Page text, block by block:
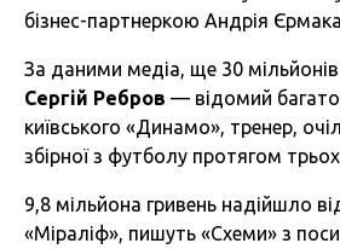
бізнес-партнеркою Андрія
За даними медіа, ще 30 мільйонів
Сергій Ребров — відомий
київського «Динамо», тренер,
збірної з футболу протягом трьох
9,8 мільйона гривень надійшло
«Міраліф», пишуть «Схеми» з